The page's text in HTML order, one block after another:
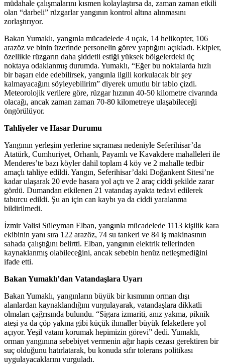
müdahale çalışmalarını kısmen kolaylaştırsa da, zaman zaman etkili
olan “darbeli” rüzgarlar yangının kontrol altına alınmasını
zorlaştırıyor.
Bakan Yumaklı, yangınla mücadelede 4 uçak, 14 helikopter, 106
arazöz ve binin üzerinde personelin görev yaptığını açıkladı. Ekipler,
özellikle rüzgarın daha şiddetli estiği yüksek bölgelerdeki üç
noktaya odaklanmış durumda. Yumaklı, “Eğer bu noktalarda hızlı
bir başarı elde edebilirsek, yangınla ilgili korkulacak bir şey
kalmayacağını söyleyebilirim” diyerek umutlu bir tablo çizdi.
Meteorolojik verilere göre, rüzgar hızının 40-50 kilometre civarında
olacağı, ancak zaman zaman 70-80 kilometreye ulaşabileceği
öngörülüyor.
Tahliyeler ve Hasar Durumu
Yangının yerleşim yerlerine sıçraması nedeniyle Seferihisar’da
Atatürk, Cumhuriyet, Orhanlı, Payamlı ve Kavakdere mahalleleri ile
Menderes’te bazı köyler dahil toplam 4 köy ve 2 mahalle tedbir
amaçlı tahliye edildi. Yangın, Seferihisar’daki Doğankent Sitesi’ne
kadar ulaşarak 20 evde hasara yol açtı ve 2 araç ciddi şekilde zarar
gördü. Dumandan etkilenen 21 vatandaş ayakta tedavi edilerek
taburcu edildi. Şu an için can kaybı ya da ciddi yaralanma
bildirilmedi.
İzmir Valisi Süleyman Elban, yangınla mücadelede 1113 kişilik kara
ekibinin yanı sıra 122 arazöz, 74 su tankeri ve 84 iş makinasının
sahada çalıştığını belirtti. Elban, yangının elektrik tellerinden
kaynaklanmış olabileceğini, ancak sebebin henüz netleşmediğini
ifade etti.
Bakan Yumaklı’dan Vatandaşlara Uyarı
Bakan Yumaklı, yangınların büyük bir kısmının orman dışı
alanlardan kaynaklandığını vurgulayarak, vatandaşlara dikkatli
olmaları çağrısında bulundu. “Sigara izmariti, anız yakma, piknik
ateşi ya da çöp yakma gibi küçük ihmaller büyük felaketlere yol
açıyor. Yeşil vatanı korumak hepimizin görevi” dedi. Yumaklı,
orman yangınına sebebiyet vermenin ağır hapis cezası gerektiren bir
suç olduğunu hatırlatarak, bu konuda sıfır tolerans politikası
uygulayacaklarını vurguladı.